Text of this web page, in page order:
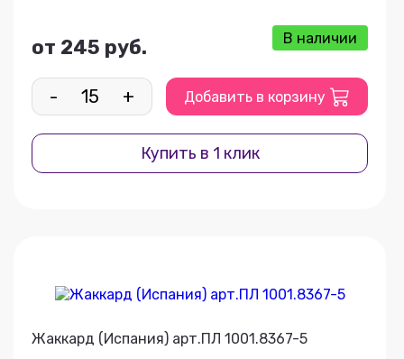
от 245 руб. В наличии
- + Добавить в корзину
Купить в 1 клик
Жаккард (Испания) арт.ПЛ 1001.8367-5